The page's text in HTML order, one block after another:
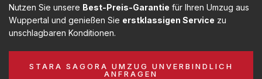
Nutzen Sie unsere Best-Preis-Garantie für Ihren Umzug aus
Wuppertal und genießen Sie erstklassigen Service zu
unschlagbaren Konditionen.
STARA SAGORA UMZUG UNVERBINDLICH
ANFRAGEN